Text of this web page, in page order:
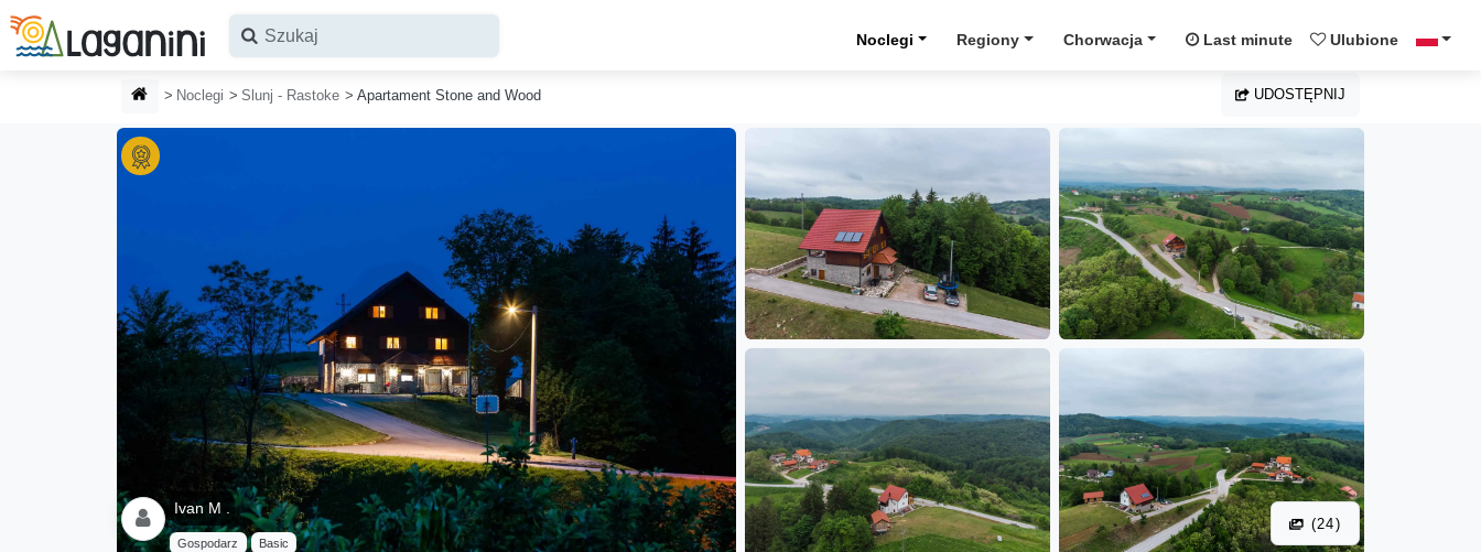
Przejdź do głównej treści
Noclegi Regiony Chorwacja Last minute Ulubione
STRONA GŁÓWNA
Noclegi Slunj - Rastoke Apartament Stone and Wood UDOSTĘPNIJ
Ivan M .
Gospodarz Basic
(24)